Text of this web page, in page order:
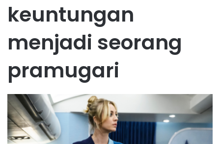
keuntungan
menjadi seorang
pramugari